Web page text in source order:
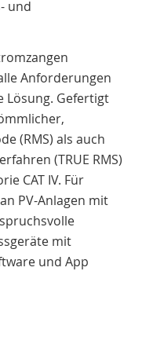
und
Anforderungen
Lösung. Gefertigt
(RMS) als auch
(TRUE RMS)
CAT IV. Für
PV-Anlagen mit
mit
und App